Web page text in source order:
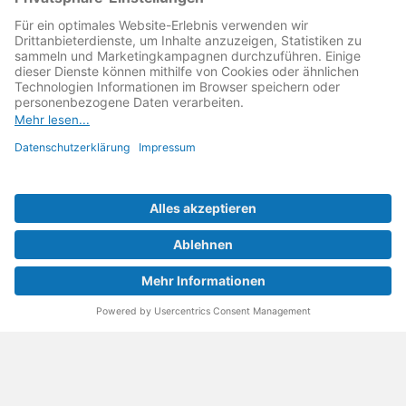
reparieren lassen, für günstigere Ersatzteile und den
Erhalt der reparierenden Betriebe und des Reparatur-
Know-hows in Deutschland.
Weitere Informationen
Fachhändler finden
Über uns
© 2023 MeinMacher - eine Marke der Vangerow GmbH
Impressum↗
Datenschutz